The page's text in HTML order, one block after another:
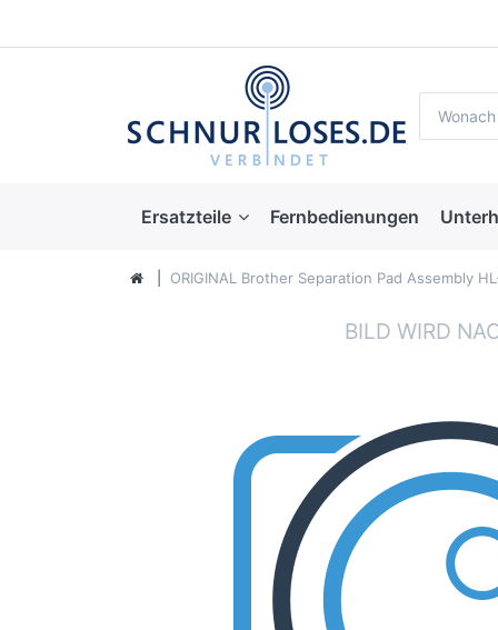
Ersatzteile Fernbedienungen
ORIGINAL Brother Separation Pad Assembly